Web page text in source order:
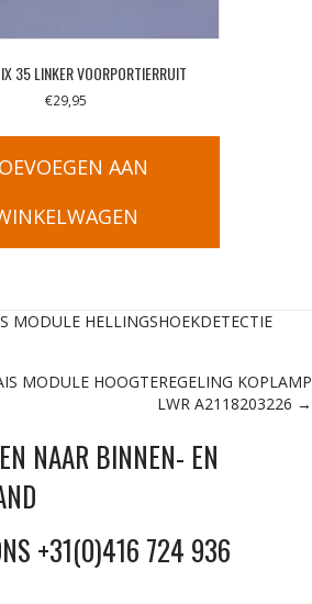
35 LINKER VOORPORTIERRUIT
€29,95
AAN
MODULE HELLINGSHOEKDETECTIE
MODULE HOOGTEREGELING KOPLAMP
LWR A2118203226 →
NAAR BINNEN- EN
+31(0)416 724 936